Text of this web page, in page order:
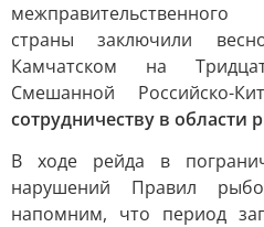
страны заключили
Камчатском на
Смешанной Российско-
сотрудничеству в области
В ходе рейда в
нарушений Правил
напомним, что период